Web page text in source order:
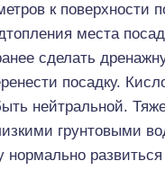
к поверхности
места
сделать
посадку.
нейтральной.
грунтовыми
нормально развиться